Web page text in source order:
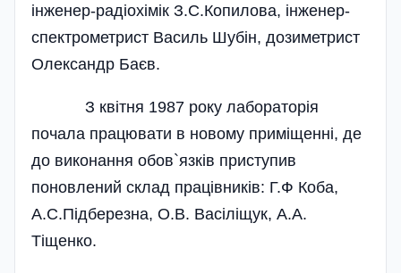
інженер-радіохімік З.С.Копилова, інженер-
спектрометрист Василь Шубін, дозиметрист
Олександр Баєв.
З квітня 1987 року лабораторія
почала працювати в новому приміщенні, де
до виконання обов`язків приступив
поновлений склад працівників: Г.Ф Коба,
А.С.Підберезна, О.В. Васіліщук, А.А.
Тіщенко.